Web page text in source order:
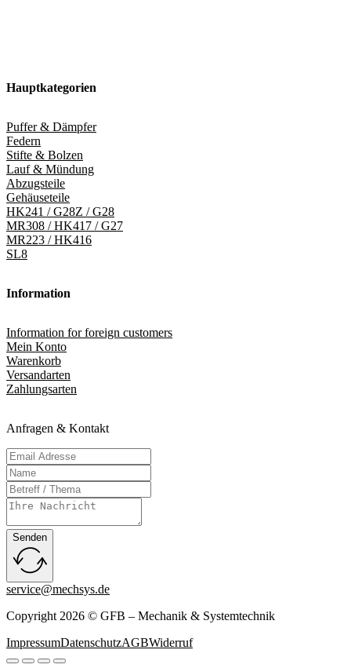
Hauptkategorien
Puffer & Dämpfer
Federn
Stifte & Bolzen
Lauf & Mündung
Abzugsteile
Gehäuseteile
HK241 / G28Z / G28
MR308 / HK417 / G27
MR223 / HK416
SL8
Information
Information for foreign customers
Mein Konto
Warenkorb
Versandarten
Zahlungsarten
Anfragen & Kontakt
Senden
service@mechsys.de
Copyright 2026 © GFB – Mechanik & Systemtechnik
ImpressumDatenschutzAGBWiderruf